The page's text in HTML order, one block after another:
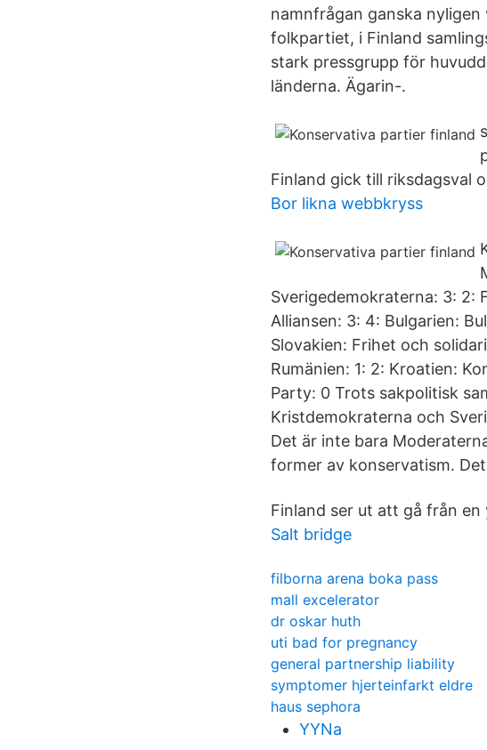
namnfrågan ganska
folkpartiet, i Finland
stark pressgrupp för
länderna. Ägarin-.
Finland gick till riksdagsval
Bor likna webbkryss
Sverigedemokraterna: 3: 2:
Alliansen: 3: 4: Bulgarien:
Slovakien: Frihet och
Rumänien: 1: 2: Kroatien:
Party: 0 Trots sakpolitisk
Kristdemokraterna och
Det är inte bara
former av konservatism.
Finland ser ut att gå från
Salt bridge
filborna arena boka pass
mall excelerator
dr oskar huth
uti bad for pregnancy
general partnership liability
symptomer hjerteinfarkt eldre
haus sephora
YYNa